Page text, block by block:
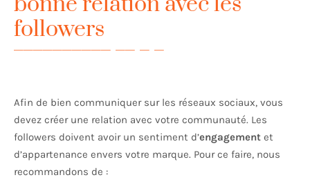
followers
Afin de bien communiquer sur les réseaux sociaux, vous
devez créer une relation avec votre communauté. Les
followers doivent avoir un sentiment d’engagement et
d’appartenance envers votre marque. Pour ce faire, nous
recommandons de :